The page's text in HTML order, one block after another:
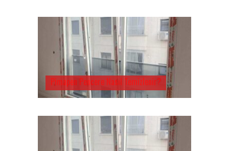
Pimapen Pencere Nasıl Temizlenir?